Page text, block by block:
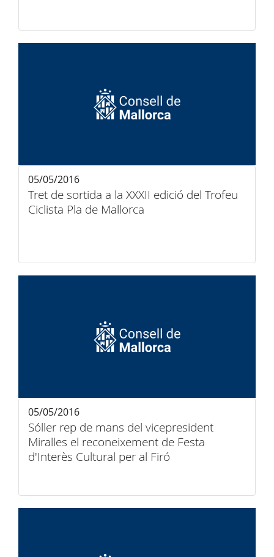
Tret de sortida a la XXXII edició del Trofeu
Ciclista Pla de Mallorca
05/05/2016
Sóller rep de mans del vicepresident
Miralles el reconeixement de Festa
d'Interès Cultural per al Firó
05/05/2016